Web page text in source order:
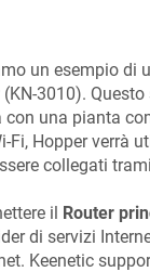
un esempio di
(KN-3010).
una pianta
Fi, Hopper verrà
collegati
il Router
di servizi
Keenetic